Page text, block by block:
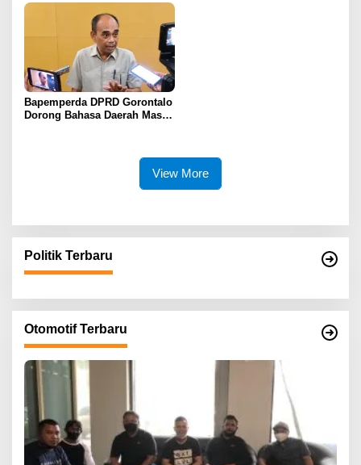
Bapemperda DPRD Gorontalo
Dorong Bahasa Daerah Masuk
View More
Politik Terbaru
Otomotif Terbaru